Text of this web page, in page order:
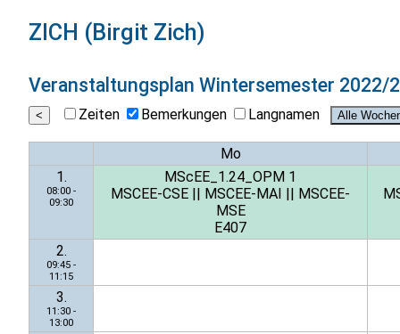
ZICH (Birgit Zich)
Veranstaltungsplan Wintersemester 2022/
Zeiten Bemerkungen Langnamen
Mo
1.
08:00 -
09:30
MScEE_1.24_OPM 1
MSCEE-CSE
MSCEE-MAI
MSCEE-
MSE
E407
2.
09:45 -
11:15
3.
11:30 -
13:00